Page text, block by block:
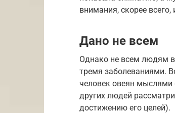
внимания, скорее
Дано не всем
Однако не всем людям
тремя заболеваниями.
человек овеян мыслями
других людей
достижению его целей).